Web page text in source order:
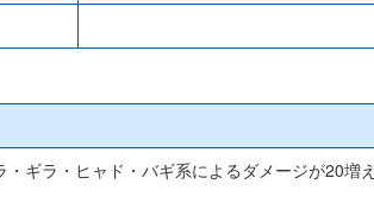
ギラ・ヒャド・バギ系によるダメージが20増え